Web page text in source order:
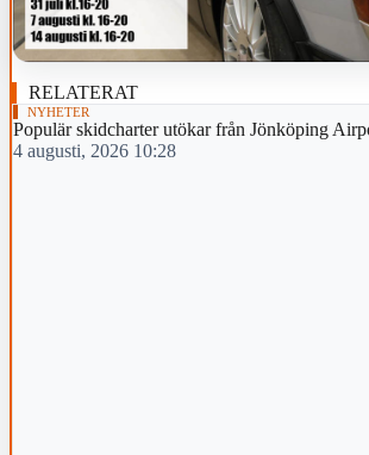
RELATERAT
NYHETER
Populär skidcharter utökar från Jönköping
4 augusti, 2026 10:28